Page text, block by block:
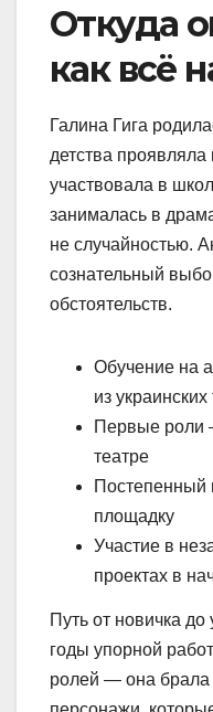
Откуда
как всё
Галина Гига
детства
участвовала в
занималась в
не случайностью.
сознательный
обстоятельств.
Обучение на
из
Первые роли
театре
Постепенный
площадку
Участие в
проектах в
Путь от новичка
годы упорной
ролей — она